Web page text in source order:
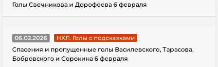
Голы Свечникова и Дорофеева 6 февраля
06.02.2026
НХЛ. Голы с подсказками
Спасения и пропущенные голы Василевского, Тарасова,
Бобровского и Сорокина 6 февраля